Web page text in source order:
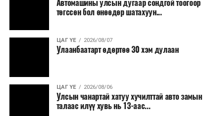
Автомашины улсын дугаар сондгой тоогоор
төгссөн бол өнөөдөр шатахуун...
ЦАГ ҮЕ 2026/08/07
Улаанбаатарт өдөртөө 30 хэм дулаан
ЦАГ ҮЕ 2026/08/06
Улсын чанартай хатуу хучилттай авто замын
талаас илүү хувь нь 13-аас...